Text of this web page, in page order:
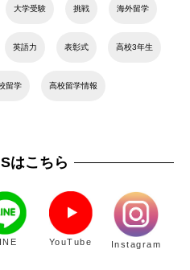
大学受験 挑戦 海外留学
英語力 表彰式 高校3年生
留学 高校留学情報
はこちら
YouTube Instagram